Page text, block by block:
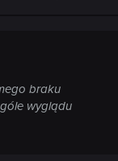
braku
wyglądu